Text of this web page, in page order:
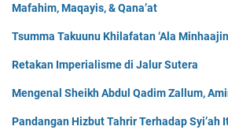
Mafahim, Maqayis, & Qana’at
Tsumma Takuunu Khilafatan ‘Ala
Retakan Imperialisme di Jalur Sutera
Mengenal Sheikh Abdul Qadim Zallum,
Pandangan Hizbut Tahrir Terhadap Syi’ah